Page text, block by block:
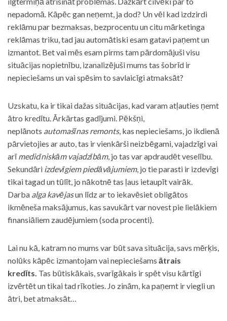
nepadomā. Kāpēc gan neņemt, ja dod? Un vēl kad izdzirdi
reklāmu par bezmaksas, bezprocentu un citu mārketinga
reklāmas triku, tad jau automātiski esam gatavi paņemt un
izmantot. Bet vai mēs esam pirms tam pārdomājuši visu
situācijas nopietnību, izanalizējuši mums tas šobrīd ir
nepieciešams un vai spēsim to savlaicīgi atmaksāt?
Uzskatu, ka ir tikai dažas situācijas, kad varam atļauties ņemt
ātro kredītu. Ārkārtas gadījumi. Pēkšņi,
neplānots automašīnas remonts, kas nepieciešams, jo ikdienā
pārvietojies ar auto, tas ir vienkārši neizbēgami, vajadzīgi vai
arīmedicīniskām vajadzībām, jo tas var apdraudēt veselību.
Sekundāri izdevīgiem piedāvājumiem, jo tie parasti ir izdevīgi
tikai tagad un tūlīt, jo nākotnē tas ļaus ietaupīt vairāk.
Darba alga kavējasun līdz ar to iekavēsiet obligātos
ikmēneša maksājumus, kas savukārt var novest pie lielākiem
finansiāliem zaudējumiem (soda procenti).
Lai nu kā, katram no mums var būt sava situācija, savs mērķis,
nolūks kāpēc izmantojam vai nepieciešams ātrais
kredīts. Tas būtiskākais, svarīgākais ir spēt visu kārtīgi
izvērtēt un tikai tad rīkoties. Jo zinām, ka paņemt ir viegli un
ātri, bet atmaksāt…